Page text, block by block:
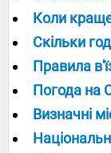
Коли
Скільки
Правила
Погода на
Визначні